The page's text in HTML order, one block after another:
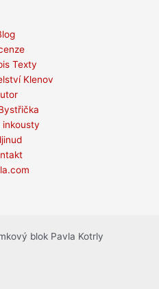
Texty
Klenov
inkousty
blok Pavla Kotrly